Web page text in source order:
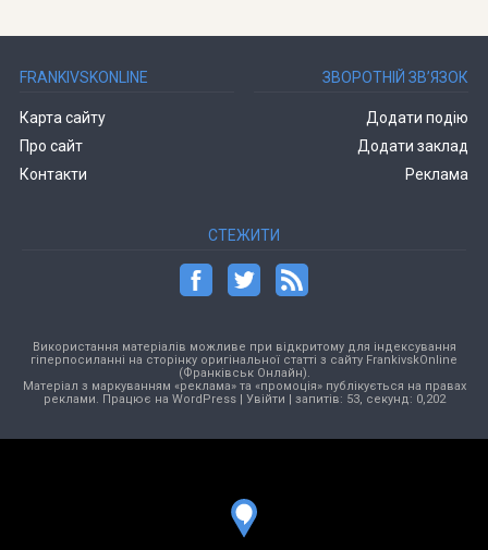
FRANKIVSKONLINE
Карта сайту
Про сайт
Контакти
ЗВОРОТНІЙ ЗВ’ЯЗОК
Додати подію
Додати заклад
Реклама
СТЕЖИТИ
Використання матеріалів можливе при відкритому для індексування
гіперпосиланні на сторінку оригінальної статті з сайту FrankivskOnline
(Франківськ Онлайн).
Матеріал з маркуванням «реклама» та «промоція» публікується на правах
реклами. Працює на WordPress| Увійти | запитів: 53, секунд: 0,202